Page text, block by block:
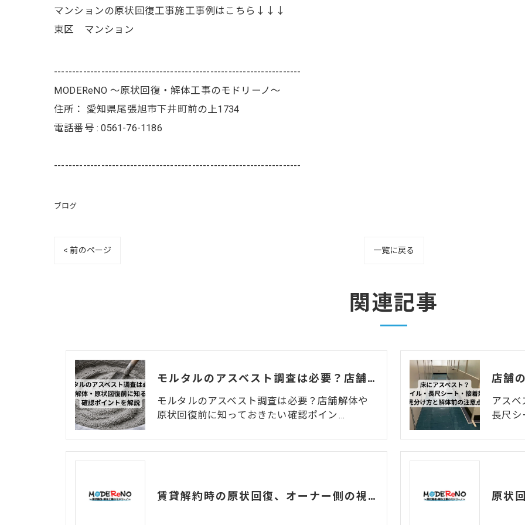
マンションの原状回復工事施工事例はこちら↓↓↓
東区 マンション
--------------------------------------------------------------------
MODEReNO ～原状回復・解体工事のモドリーノ～
住所： 愛知県尾張旭市下井町前の上1734
電話番号 :0561-76-1186
--------------------------------------------------------------------
ブログ
< 前のページ 一覧に戻る
関連記事
モルタルのアスベスト調査は必要？店舗解体・原状回復前に知るべき確認ポイントを解説
モルタルのアスベスト調査は必要？店舗解体や
原状回復前に知っておきたい確認ポイン…
アスベ
長尺シ
賃貸解約時の原状回復、オーナー側の視点